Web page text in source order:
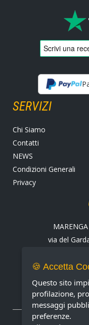
SERVIZI
Chi Siamo
Contatti
NEWS
Condizioni Generali
Privacy
via del
E-mail:
METODI
🍪 Accetta
Questo sito
profilazione,
messaggi
preferenze.